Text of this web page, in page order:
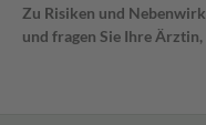
Zu Risiken und
und fragen Sie Ihre